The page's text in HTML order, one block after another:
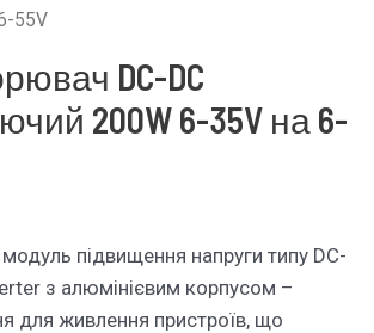
55V
DC-DC
200W 6-35V на 6-
підвищення напруги типу DC-
з алюмінієвим корпусом –
для живлення пристроїв, що